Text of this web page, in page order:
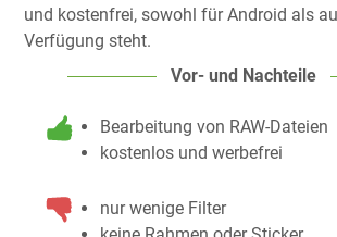
und kostenfrei, sowohl für Android als
Verfügung steht.
Vor- und Nachteile
Bearbeitung von RAW-Dateien
kostenlos und werbefrei
nur wenige Filter